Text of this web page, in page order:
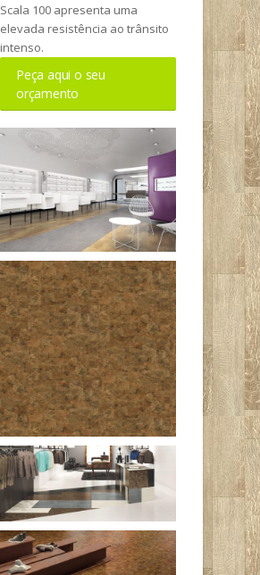
Scala 100 apresenta uma
elevada resistência ao trânsito
intenso.
Peça aqui o seu
orçamento